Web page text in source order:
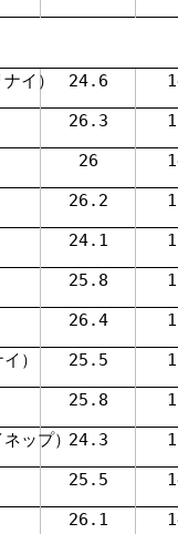
イ） 24.6
26.3
26
26.2
24.1
25.8
26.4
） 25.5
25.8
ネップ）24.3
25.5
26.1